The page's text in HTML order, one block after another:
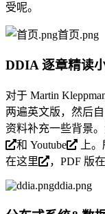
受呢。
首页.png
DDIA 逐章精读
对于 Martin
两遍英文版，然后
资料补充一些背景
和 Youtube
上
在这里 ，PDF 版在
ddia.png